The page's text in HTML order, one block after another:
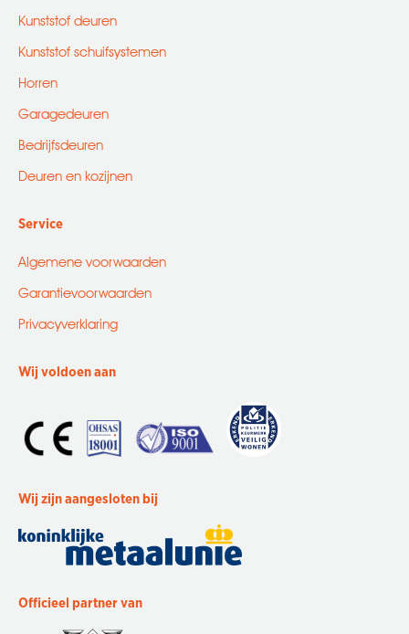
Kunststof deuren
Kunststof schuifsystemen
Horren
Garagedeuren
Bedrijfsdeuren
Deuren en kozijnen
Service
Algemene voorwaarden
Garantievoorwaarden
Privacyverklaring
Wij voldoen aan
Wij zijn aangesloten bij
Officieel partner van